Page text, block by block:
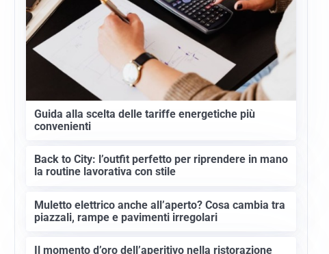
Guida alla scelta delle tariffe energetiche più
convenienti
Back to City: l’outfit perfetto per riprendere in mano
la routine lavorativa con stile
Muletto elettrico anche all’aperto? Cosa cambia tra
piazzali, rampe e pavimenti irregolari
Il momento d’oro dell’aperitivo nella ristorazione